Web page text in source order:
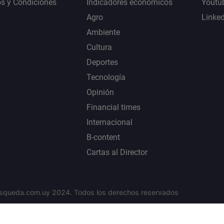
y Condiciones
Indicadores económicos
Agro
Ambiente
Cultura
Deportes
Tecnología
Opinión
Financial times
Internacional
B-content
Cartas al Director
2024. Todos los derechos reservados